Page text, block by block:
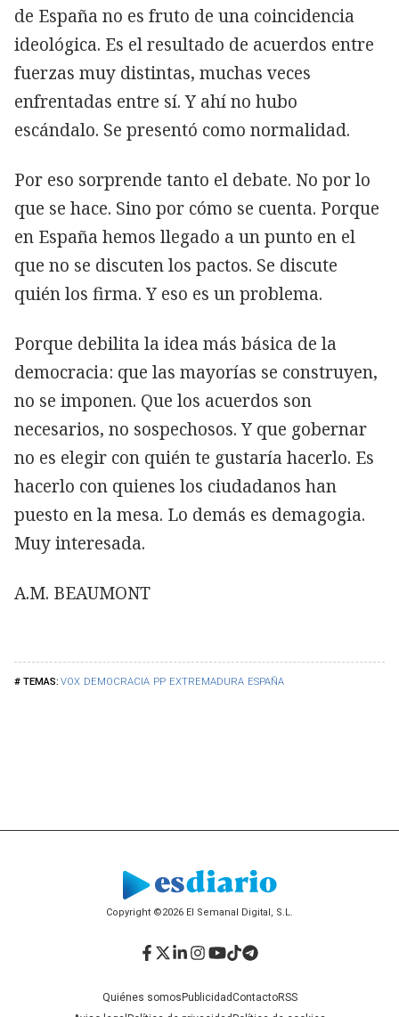
VOX DEMOCRACIA PP EXTREMADURA ESPAÑA
de España no es fruto de una coincidencia
ideológica. Es el resultado de acuerdos entre
fuerzas muy distintas, muchas veces
enfrentadas entre sí. Y ahí no hubo
escándalo. Se presentó como normalidad.
Por eso sorprende tanto el debate. No por lo
que se hace. Sino por cómo se cuenta. Porque
en España hemos llegado a un punto en el
que no se discuten los pactos. Se discute
quién los firma. Y eso es un problema.
Porque debilita la idea más básica de la
democracia: que las mayorías se construyen,
no se imponen. Que los acuerdos son
necesarios, no sospechosos. Y que gobernar
no es elegir con quién te gustaría hacerlo. Es
hacerlo con quienes los ciudadanos han
puesto en la mesa. Lo demás es demagogia.
Muy interesada.
A.M. BEAUMONT
Copyright ©2026 El Semanal Digital, S.L.
Quiénes somos PublicidadContactoRSS
Facebook
Twitter
LinkedIn
Instagram
YouTube
TikTok
Telegram